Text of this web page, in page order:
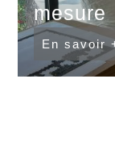
mesure
En savoir